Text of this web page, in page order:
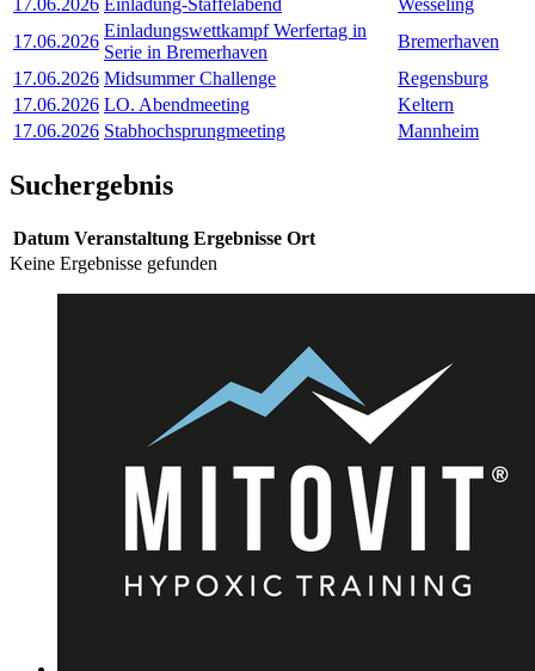
17.06.2026
Einladungswettkampf Werfertag in
Serie in Bremerhaven
Bremerhaven
17.06.2026 Midsummer Challenge
Regensburg
17.06.2026 LO. Abendmeeting
Keltern
17.06.2026 Stabhochsprungmeeting Mannheim
Suchergebnis
Datum Veranstaltung Ergebnisse Ort
Keine Ergebnisse gefunden